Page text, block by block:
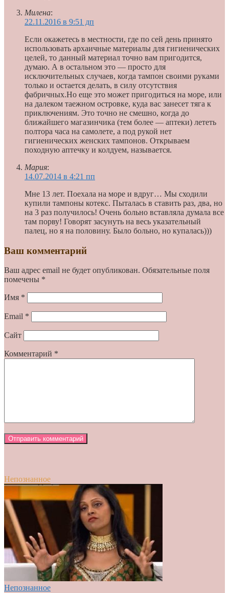
Милена:
22.11.2016 в 9:51 дп
Если окажетесь в местности, где по сей день принято
использовать архаичные материалы для гигиенических
целей, то данный материал точно вам пригодится,
думаю. А в остальном это — просто для
исключительных случаев, когда тампон своими руками
только и остается делать, в силу отсутствия
фабричных.Но еще это может пригодиться на море, или
на далеком таежном островке, куда вас занесет тяга к
приключениям. Это точно не смешно, когда до
ближайшего магазинчика (тем более — аптеки) лететь
полтора часа на самолете, а под рукой нет
гигиенических женских тампонов. Открываем
походную аптечку и колдуем, называется.
Мария:
14.07.2014 в 4:21 пп
Мне 13 лет. Поехала на море и вдруг… Мы сходили
купили тампоны котекс. Пыталась в ставить раз, два, но
на 3 раз получилось! Очень больно вставляла думала все
там порву! Говорят засунуть на весь указательный
палец, но я на половину. Было больно, но купалась)))
Ваш комментарий
Ваш адрес email не будет опубликован. Обязательные поля
помечены *
Имя *
Email *
Сайт
Комментарий *
Непознанное
Непознанное